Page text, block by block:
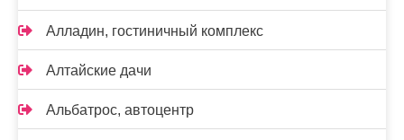
Алладин, гостиничный комплекс
Алтайские дачи
Альбатрос, автоцентр